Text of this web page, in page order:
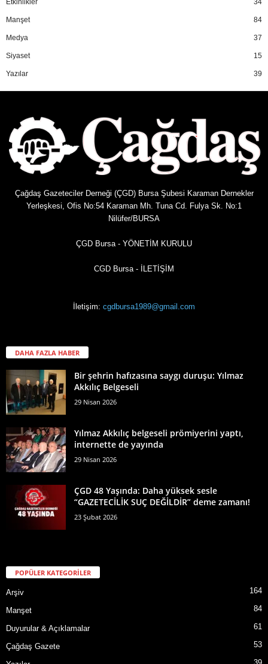
Etkinlikler 34
Manşet 84
Medya 37
Siyaset 15
Yazılar 39
Çağdaş Gazeteciler Derneği (ÇGD) Bursa Şubesi Karaman Dernekler
Yerleşkesi, Ofis No:54 Karaman Mh. Tuna Cd. Fulya Sk. No:1
Nilüfer/BURSA
ÇGD Bursa - YÖNETİM KURULU
CGD Bursa - İLETİŞİM
İletişim: cgdbursa1989@gmail.com
DAHA FAZLA HABER
Bir şehrin hafızasına saygı duruşu: Yılmaz
Akkılıç Belgeseli
29 Nisan 2026
Yılmaz Akkılıç belgeseli prömiyerini yaptı,
internette de yayında
29 Nisan 2026
ÇGD 48 Yaşında: Daha yüksek sesle
“GAZETECİLİK SUÇ DEĞİLDİR” deme zamanı!
23 Şubat 2026
POPÜLER KATEGORİLER
Arşiv 164
Manşet 84
Duyurular & Açıklamalar 61
Çağdaş Gazete 53